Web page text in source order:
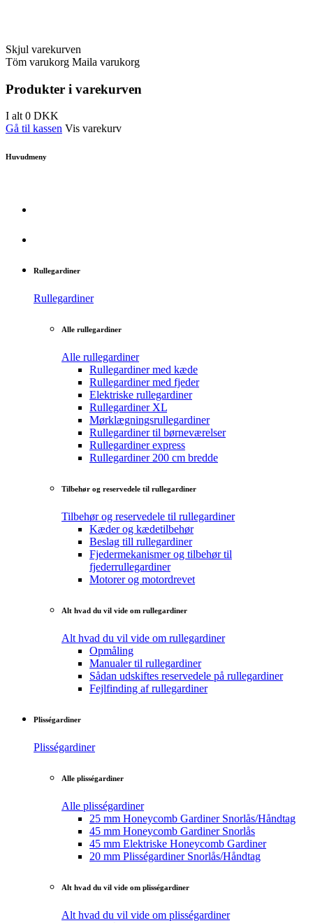
Skjul varekurven
Töm varukorg Maila varukorg
Produkter i varekurven
I alt0 DKK
Gå til kassen Vis varekurv
Huvudmeny
Rullegardiner
Rullegardiner
Alle rullegardiner
Alle rullegardiner
Rullegardiner med kæde
Rullegardiner med fjeder
Elektriske rullegardiner
Rullegardiner XL
Mørklægningsrullegardiner
Rullegardiner til børneværelser
Rullegardiner express
Rullegardiner 200 cm bredde
Tilbehør og reservedele til rullegardiner
Tilbehør og reservedele til rullegardiner
Kæder og kædetilbehør
Beslag till rullegardiner
Fjedermekanismer og tilbehør til
fjederrullegardiner
Motorer og motordrevet
Alt hvad du vil vide om rullegardiner
Alt hvad du vil vide om rullegardiner
Opmåling
Manualer til rullegardiner
Sådan udskiftes reservedele på rullegardiner
Fejlfinding af rullegardiner
Plisségardiner
Plisségardiner
Alle plisségardiner
Alle plisségardiner
25 mm Honeycomb Gardiner Snorlås/Håndtag
45 mm Honeycomb Gardiner Snorlås
45 mm Elektriske Honeycomb Gardiner
20 mm Plisségardiner Snorlås/Håndtag
Alt hvad du vil vide om plisségardiner
Alt hvad du vil vide om plisségardiner